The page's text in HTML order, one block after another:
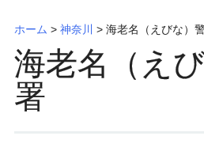
ホーム > 神奈川 > 海老名（えびな）
海老名（え
署